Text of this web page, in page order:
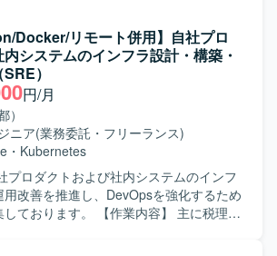
びゲーム開発に必要な機材や技術的イ
が積極的に行われており、勉強会参加や
継続的にスキルアップできる環境です。
Agentを用いた各種設定や連携構成の実装
ます。 Terraformを用いたIaCによる環境
施していただきます。 構築後の運用保
、安定稼働のための改善やトラブルシ
める人物像】 クラウド
新しい技術に関心を持ち、自ら学習し
める方を求めております。 関係者と円
ョンを取りながら、要件整理や課題解
方を歓迎いたします。 【ポジショ
上でのAIおよびBOT基盤構築に携わること
ィブかつAI領域の最新技術を実務で習
す。 インフラ構築から運用保守まで一
Docker/リモート併用】自社プロ
システムのインフラ設計・構築・
）
円/月
ニア(業務委託・フリーランス)
・ Kubernetes
プロダクトおよび社内システムのインフ
改善を推進し、DevOpsを強化するため
【作業内容】 主に税理